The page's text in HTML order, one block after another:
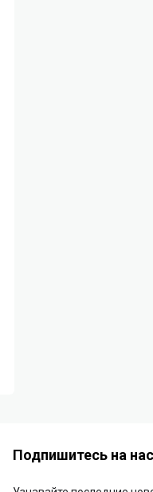
Подпишитесь на нас